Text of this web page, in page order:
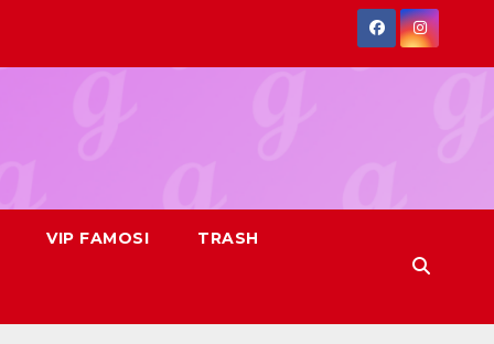
VIP FAMOSI TRASH